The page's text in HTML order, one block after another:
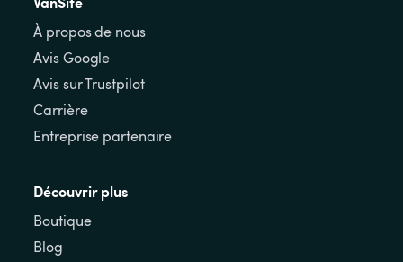
À propos de nous
Avis Google
Avis sur Trustpilot
Carrière
Entreprise partenaire
Découvrir plus
Boutique
Blog